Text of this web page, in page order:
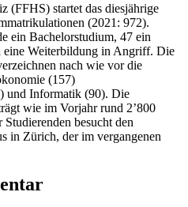
(FFHS) startet das diesjährige
(2021: 972).
ein Bachelorstudium, 47 ein
eine Weiterbildung in Angriff. Die
nach wie vor die
(157)
und Informatik (90). Die
wie im Vorjahr rund 2’800
besucht den
in Zürich, der im vergangenen